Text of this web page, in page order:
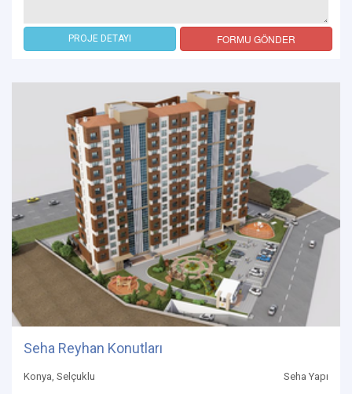
PROJE DETAYI FORMU GÖNDER
Seha Reyhan Konutları
Konya, Selçuklu Seha Yapı